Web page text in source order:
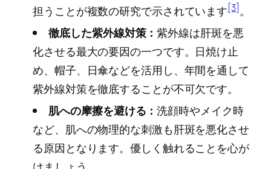
担うことが複数の研究で示されています[3]。
徹底した紫外線対策：紫外線は肝斑を悪
化させる最大の要因の一つです。日焼け止
め、帽子、日傘などを活用し、年間を通して
紫外線対策を徹底することが不可欠です。
肌への摩擦を避ける：洗顔時やメイク時
など、肌への物理的な刺激も肝斑を悪化させ
る原因となります。優しく触れることを心が